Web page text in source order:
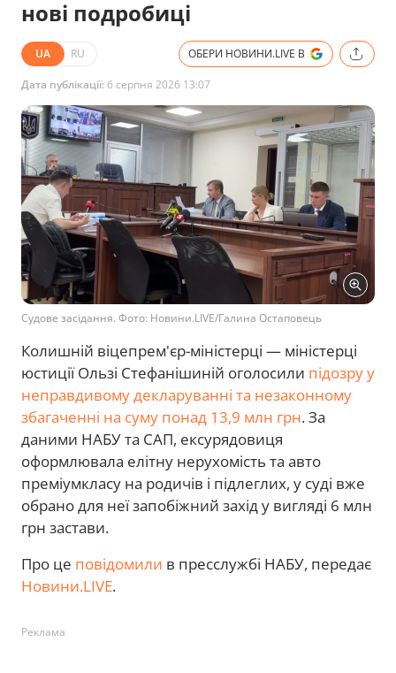
нові подробиці
UA RU ОБЕРИ НОВИНИ.LIVE В
Дата публікації: 6 серпня 2026 13:07
Судове засідання. Фото: Новини.LIVE/Галина Остаповець
Колишній віцепрем'єр-міністерці — міністерці
юстиції Ользі Стефанішиній оголосили підозру у
неправдивому декларуванні та незаконному
збагаченні на суму понад 13,9 млн грн. За
даними НАБУ та САП, ексурядовиця
оформлювала елітну нерухомість та авто
преміумкласу на родичів і підлеглих, у суді вже
обрано для неї запобіжний захід у вигляді 6 млн
грн застави.
Про це повідомили в пресслужбі НАБУ, передає
Новини.LIVE.
Реклама